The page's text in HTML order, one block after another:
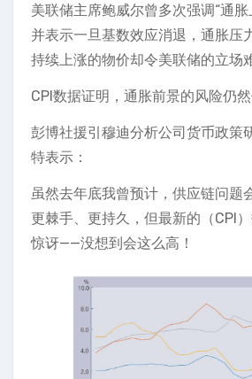
美联储主席鲍威尔曾多次强调“通胀
并表示一旦基数效应消退，通胀压
持续上涨的物价却令美联储的立场
CPI数据证明，通胀前景的风险仍然
彭博社援引穆迪分析公司货币政策
特表示：
虽然去年底我曾预计，供应链问题
更棘手、更持久，但最新的（CPI
惊讶——没想到会这么高！